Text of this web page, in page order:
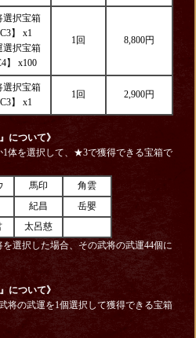
択宝箱
】 x1
選択宝箱
】 x100
1回 8,800円
択宝箱
】 x1
1回 2,900円
』について》
1体を選択して、★3で獲得できる宝箱で
馬印
角雲
紀昌
岳嬰
太呂慈
選択した場合、その武将の武運44個に
』について》
将の武運を1個選択して獲得できる宝箱